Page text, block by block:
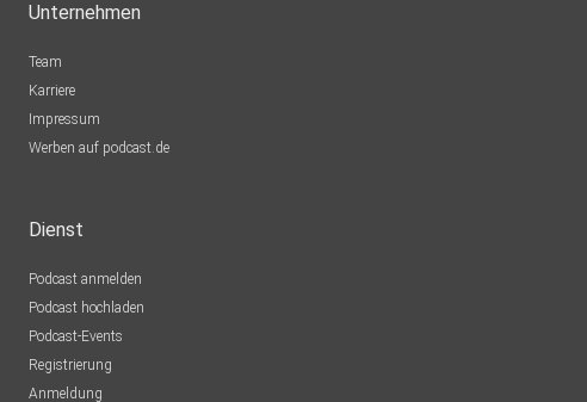
Unternehmen
Team
Karriere
Impressum
Werben auf podcast.de
Dienst
Podcast anmelden
Podcast hochladen
Podcast-Events
Registrierung
Anmeldung